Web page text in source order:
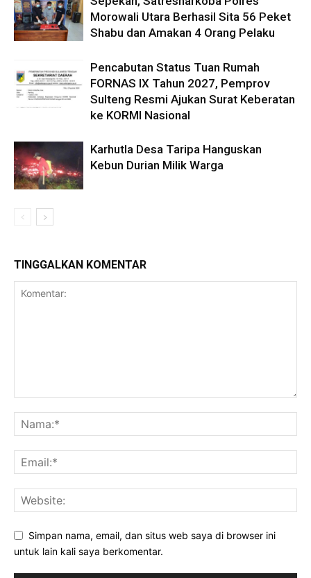
Morowali Utara Berhasil Sita 56 Peket
Shabu dan Amakan 4 Orang Pelaku
Pencabutan Status Tuan Rumah
FORNAS IX Tahun 2027, Pemprov
Sulteng Resmi Ajukan Surat Keberatan
ke KORMI Nasional
Karhutla Desa Taripa Hanguskan
Kebun Durian Milik Warga
TINGGALKAN KOMENTAR
Simpan nama, email, dan situs web saya di browser ini
untuk lain kali saya berkomentar.